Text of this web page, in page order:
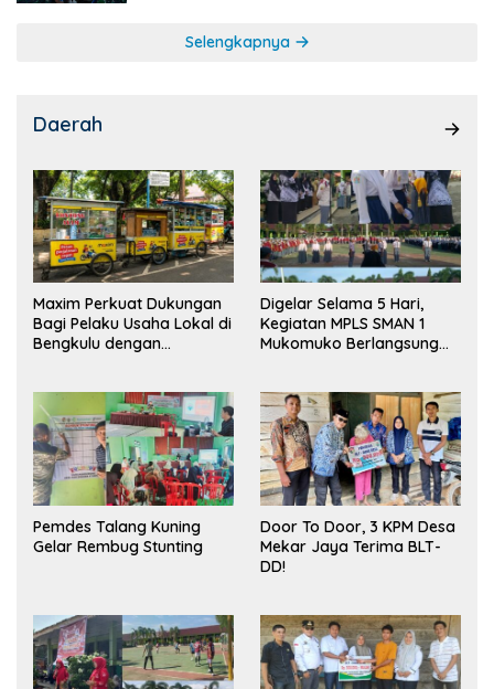
Selengkapnya
Daerah
Maxim Perkuat Dukungan
Bagi Pelaku Usaha Lokal di
Bengkulu dengan
Pasar
Digelar Selama 5 Hari,
Kegiatan MPLS SMAN 1
Mukomuko Berlangsung
Pemdes Talang Kuning
Gelar Rembug Stunting
Door To Door, 3 KPM Desa
Mekar Jaya Terima BLT-
DD!